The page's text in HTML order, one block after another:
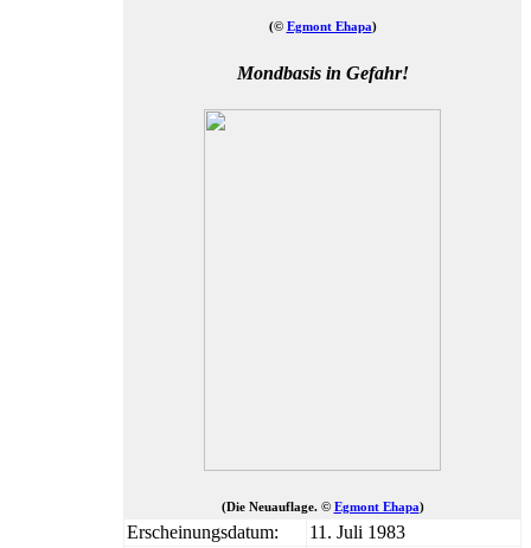
(© Egmont Ehapa)
Mondbasis in Gefahr!
(Die Neuauflage. © Egmont Ehapa)
Erscheinungsdatum: 11. Juli 1983